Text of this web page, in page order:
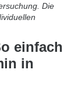
Die
einfach
in